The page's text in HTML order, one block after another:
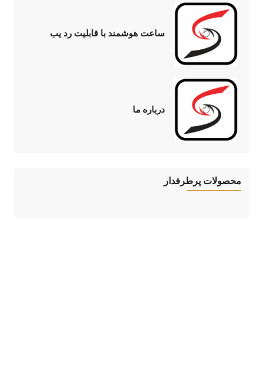
ساعت هوشمند با قابلیت رد یب
درباره ما
محصولات پرطرفدار